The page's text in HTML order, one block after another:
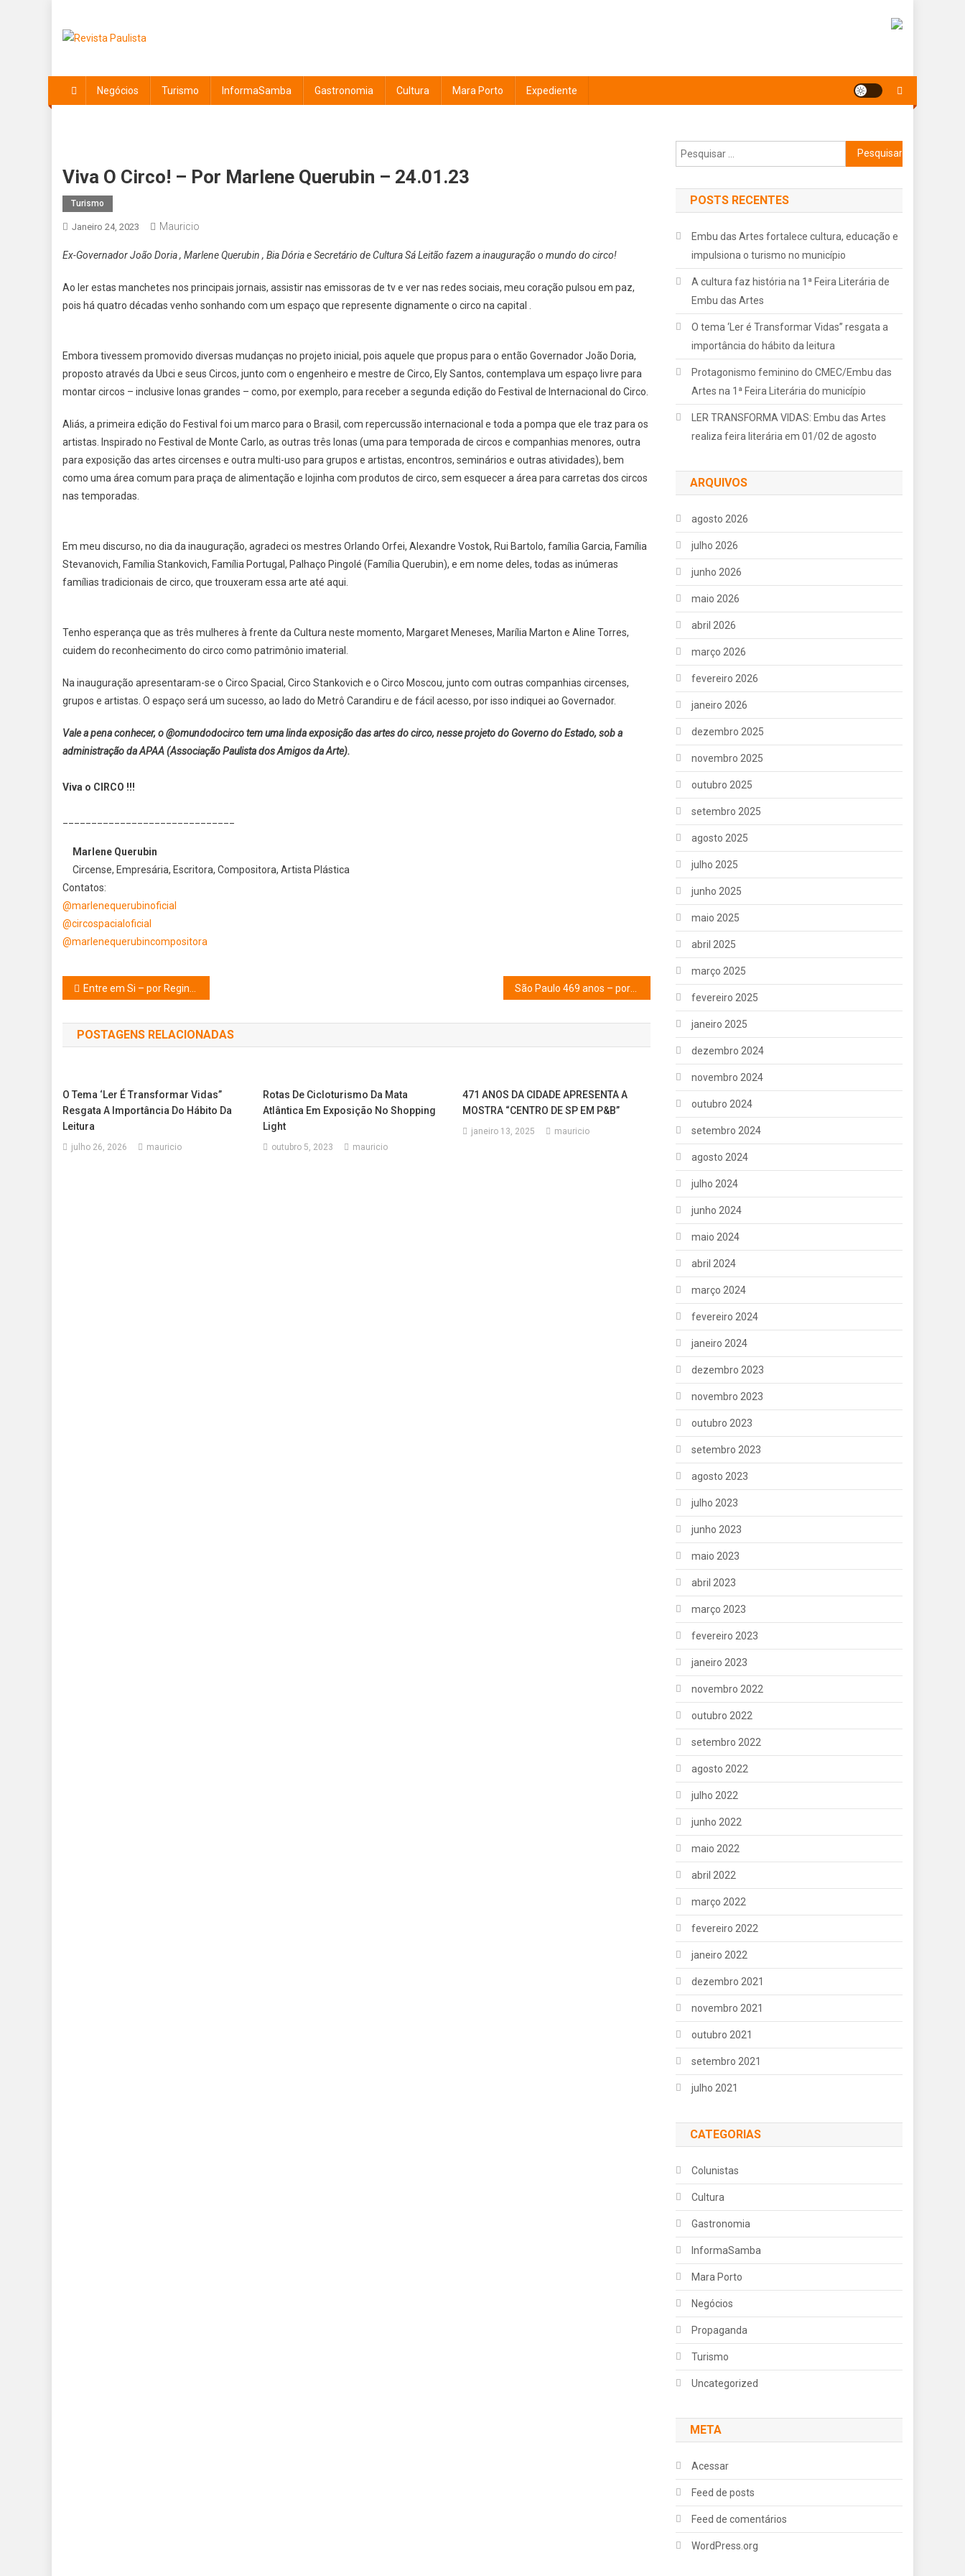
content
Negócios Turismo InformaSamba Gastronomia Cultura Mara Porto Expediente
Viva O Circo! – Por Marlene Querubin – 24.01.23
Turismo
Janeiro 24, 2023 Mauricio
Ex-Governador João Doria , Marlene Querubin , Bia Dória e Secretário de Cultura Sá Leitão fazem a inauguração o mundo do circo!
Ao ler estas manchetes nos principais jornais, assistir nas emissoras de tv e ver nas redes sociais, meu coração pulsou em paz,
pois há quatro décadas venho sonhando com um espaço que represente dignamente o circo na capital .
Embora tivessem promovido diversas mudanças no projeto inicial, pois aquele que propus para o então Governador João Doria,
proposto através da Ubci e seus Circos, junto com o engenheiro e mestre de Circo, Ely Santos, contemplava um espaço livre para
montar circos – inclusive lonas grandes – como, por exemplo, para receber a segunda edição do Festival de Internacional do Circo.
Aliás, a primeira edição do Festival foi um marco para o Brasil, com repercussão internacional e toda a pompa que ele traz para os
artistas. Inspirado no Festival de Monte Carlo, as outras três lonas (uma para temporada de circos e companhias menores, outra
para exposição das artes circenses e outra multi-uso para grupos e artistas, encontros, seminários e outras atividades), bem
como uma área comum para praça de alimentação e lojinha com produtos de circo, sem esquecer a área para carretas dos circos
nas temporadas.
Em meu discurso, no dia da inauguração, agradeci os mestres Orlando Orfei, Alexandre Vostok, Rui Bartolo, família Garcia, Família
Stevanovich, Família Stankovich, Família Portugal, Palhaço Pingolé (Família Querubin), e em nome deles, todas as inúmeras
famílias tradicionais de circo, que trouxeram essa arte até aqui.
Tenho esperança que as três mulheres à frente da Cultura neste momento, Margaret Meneses, Marília Marton e Aline Torres,
cuidem do reconhecimento do circo como patrimônio imaterial.
Na inauguração apresentaram-se o Circo Spacial, Circo Stankovich e o Circo Moscou, junto com outras companhias circenses,
grupos e artistas. O espaço será um sucesso, ao lado do Metrô Carandiru e de fácil acesso, por isso indiquei ao Governador.
Vale a pena conhecer, o @omundodocirco tem uma linda exposição das artes do circo, nesse projeto do Governo do Estado, sob a
administração da APAA (Associação Paulista dos Amigos da Arte).
Viva o CIRCO !!!
Marlene Querubin
Circense, Empresária, Escritora, Compositora, Artista Plástica
Contatos:
@marlenequerubinoficial
@circospacialoficial
@marlenequerubincompositora
Navegação
de
Post
Entre em Si – por Regina Azevedo – 23.01.23
POSTAGENS RELACIONADAS
O Tema ‘Ler É Transformar Vidas”
Resgata A Importância Do Hábito Da
Leitura
julho 26, 2026 mauricio
Rotas De Cicloturismo Da Mata
Atlântica Em Exposição No Shopping
Light
outubro 5, 2023 mauricio
471 ANOS DA CIDADE APRESENTA A
MOSTRA “CENTRO DE SP EM P&B”
janeiro 13, 2025 mauricio
Pesquisar
por:
POSTS RECENTES
Embu das Artes fortalece cultura, educação e
impulsiona o turismo no município
A cultura faz história na 1ª Feira Literária de
Embu das Artes
O tema ‘Ler é Transformar Vidas” resgata a
importância do hábito da leitura
Protagonismo feminino do CMEC/Embu das
Artes na 1ª Feira Literária do município
LER TRANSFORMA VIDAS: Embu das Artes
realiza feira literária em 01/02 de agosto
ARQUIVOS
agosto 2026
julho 2026
junho 2026
maio 2026
abril 2026
março 2026
fevereiro 2026
janeiro 2026
dezembro 2025
novembro 2025
outubro 2025
setembro 2025
agosto 2025
julho 2025
junho 2025
maio 2025
abril 2025
março 2025
fevereiro 2025
janeiro 2025
dezembro 2024
novembro 2024
outubro 2024
setembro 2024
agosto 2024
julho 2024
junho 2024
maio 2024
abril 2024
março 2024
fevereiro 2024
janeiro 2024
dezembro 2023
novembro 2023
outubro 2023
setembro 2023
agosto 2023
julho 2023
junho 2023
maio 2023
abril 2023
março 2023
fevereiro 2023
janeiro 2023
novembro 2022
outubro 2022
setembro 2022
agosto 2022
julho 2022
junho 2022
maio 2022
abril 2022
março 2022
fevereiro 2022
janeiro 2022
dezembro 2021
novembro 2021
outubro 2021
setembro 2021
julho 2021
CATEGORIAS
Colunistas
Cultura
Gastronomia
InformaSamba
Mara Porto
Negócios
Propaganda
Turismo
Uncategorized
META
Acessar
Feed de posts
Feed de comentários
WordPress.org